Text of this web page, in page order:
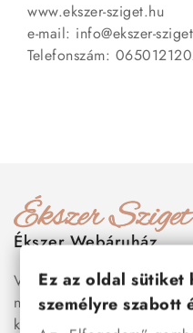
www.ekszer-sziget.hu
e-mail: info@ekszer-
Telefonszám:
Ékszer Webáruház
Válogass több száz
nemesacél ékszer és
között megtalálhatók a
Ez az oldal sütiket
személyre szabott